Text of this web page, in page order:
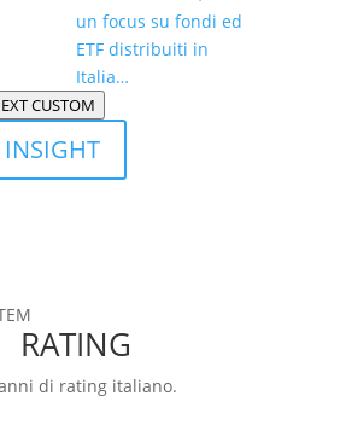
un focus su fondi ed
ETF distribuiti in
Italia…
CUSTOM
INSIGHT
RATING
di rating italiano.